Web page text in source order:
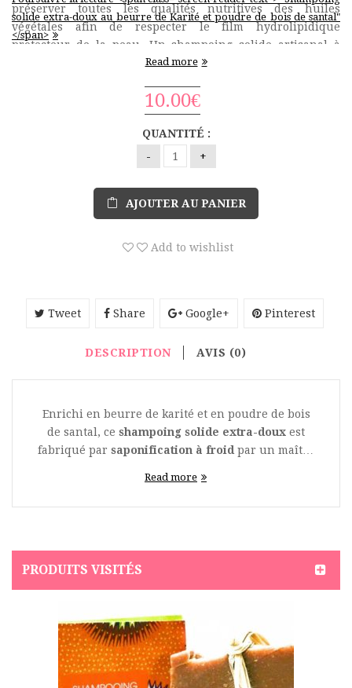
préserver toutes les qualités nutritives des huiles
végétales afin de respecter le film hydrolipidique
protecteur de la peau. Un shampoing solide artisanal à
la recette unique, à base d’ingrédients d’origine …
solide extra-doux au beurre de Karité et poudre de bois de santal"
</span>
Read more
10.00€
QUANTITÉ :
AJOUTER AU PANIER
Add to wishlist
Tweet Share Google+ Pinterest
DESCRIPTION AVIS (0)
Enrichi en beurre de karité et en poudre de bois
de santal, ce shampoing solide extra-doux est
fabriqué par saponification à froid par un maître
ancestrale qui permet de préserver toutes
lesqualités nutritives des huiles végétalesafin
naturelle soigneusement sélectionnés, il est
sulfate. Un shampoing solide éco
responsable,écologique et économique
remplacera 2 à 3 bouteilles de shampooing
liquide. Unshampoing solidequi va entretenir
idéalement lescuirs chevelus sensibles
, mais
Read more
PRODUITS VISITÉS